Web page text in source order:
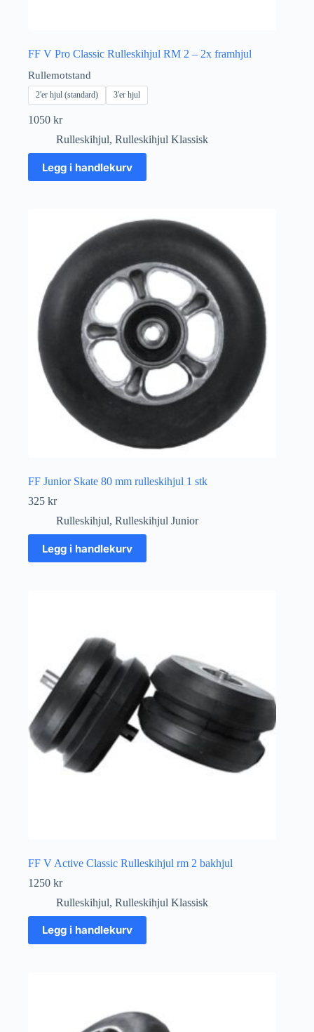
FF V Pro Classic Rulleskihjul RM 2 – 2x framhjul
Rullemotstand
2'er hjul (standard) 3'er hjul
1050 kr
Rulleskihjul, Rulleskihjul Klassisk
Legg i handlekurv
Dette
produktet
har
produktsiden
FF Junior Skate 80 mm rulleskihjul 1 stk
325 kr
Rulleskihjul, Rulleskihjul Junior
Legg i handlekurv
FF V Active Classic Rulleskihjul rm 2 bakhjul
1250 kr
Rulleskihjul, Rulleskihjul Klassisk
Legg i handlekurv